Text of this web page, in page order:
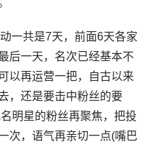
一共是7天，前面6天各家
后一天，名次已经基本不
以再运营一把，自古以来
，还是要击中粉丝的要
明星的粉丝再聚焦，把投
次，语气再亲切一点(嘴巴